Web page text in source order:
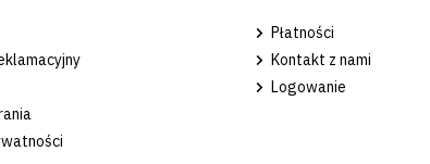
i wygodę użytkowania. Proponowany model to
Płatności
Kontakt z nami
Logowanie